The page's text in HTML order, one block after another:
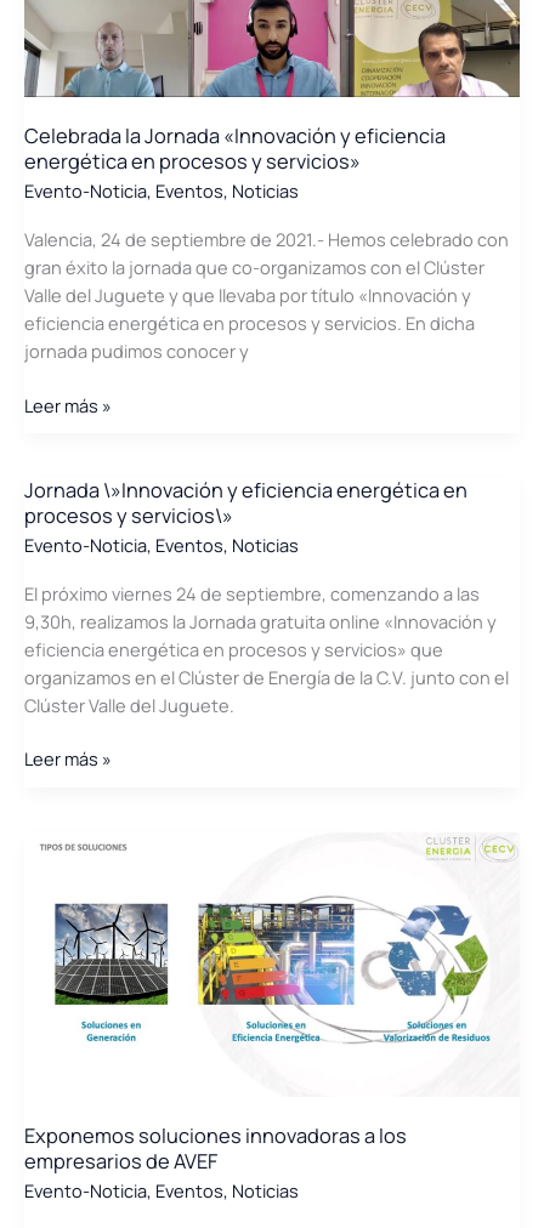
Embalaje
Celebrada la Jornada «Innovación y eficiencia
energética en procesos y servicios»
Evento-Noticia, Eventos, Noticias
Valencia, 24 de septiembre de 2021.- Hemos celebrado con
gran éxito la jornada que co-organizamos con el Clúster
Valle del Juguete y que llevaba por título «Innovación y
eficiencia energética en procesos y servicios. En dicha
jornada pudimos conocer y
Celebrada
«Innovación
y
eficiencia
en
procesos
y
servicios»
Leer más »
Jornada \»Innovación y eficiencia energética en
procesos y servicios\»
Evento-Noticia, Eventos, Noticias
El próximo viernes 24 de septiembre, comenzando a las
9,30h, realizamos la Jornada gratuita online «Innovación y
eficiencia energética en procesos y servicios» que
organizamos en el Clúster de Energía de la C.V. junto con el
Clúster Valle del Juguete.
Jornada
eficiencia
procesos
servicios\»
Leer más »
Exponemos soluciones innovadoras a los
empresarios de AVEF
Evento-Noticia, Eventos, Noticias